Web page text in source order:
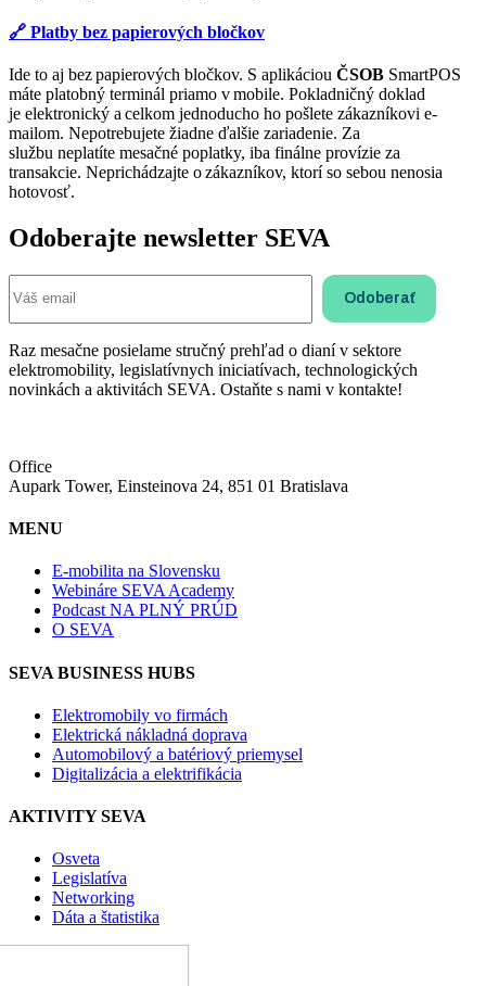
🔗 Platby bez papierových bločkov
Ide to aj bez papierových bločkov. S aplikáciou ČSOB SmartPOS
máte platobný terminál priamo v mobile. Pokladničný doklad
je elektronický a celkom jednoducho ho pošlete zákazníkovi e-
mailom. Nepotrebujete žiadne ďalšie zariadenie. Za
službu neplatíte mesačné poplatky, iba finálne provízie za
transakcie. Neprichádzajte o zákazníkov, ktorí so sebou nenosia
hotovosť.
Odoberajte newsletter SEVA
Raz mesačne posielame stručný prehľad o dianí v sektore
elektromobility, legislatívnych iniciatívach, technologických
novinkách a aktivitách SEVA. Ostaňte s nami v kontakte!
Office
Aupark Tower, Einsteinova 24, 851 01 Bratislava
MENU
E-mobilita na Slovensku
Webináre SEVA Academy
Podcast NA PLNÝ PRÚD
O SEVA
SEVA BUSINESS HUBS
Elektromobily vo firmách
Elektrická nákladná doprava
Automobilový a batériový priemysel
Digitalizácia a elektrifikácia
AKTIVITY SEVA
Osveta
Legislatíva
Networking
Dáta a štatistika